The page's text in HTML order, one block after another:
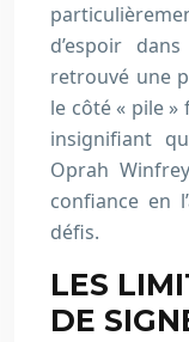
d’espoir
retrouvé une
le côté « pile »
insignifiant
Oprah
confiance en
défis.
LES
DE